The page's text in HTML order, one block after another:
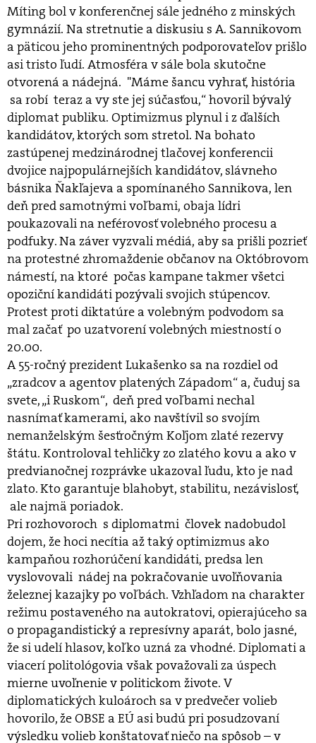
Míting bol v konferenčnej sále jedného z minských
gymnázií. Na stretnutie a diskusiu s A. Sannikovom
a päticou jeho prominentných podporovateľov prišlo
asi tristo ľudí. Atmosféra v sále bola skutočne
otvorená a nádejná. "Máme šancu vyhrať, história
sa robí teraz a vy ste jej súčasťou,“ hovoril bývalý
diplomat publiku. Optimizmus plynul i z ďalších
kandidátov, ktorých som stretol. Na bohato
zastúpenej medzinárodnej tlačovej konferencii
dvojice najpopulárnejších kandidátov, slávneho
básnika Ňakľajeva a spomínaného Sannikova, len
deň pred samotnými voľbami, obaja lídri
poukazovali na neférovosť volebného procesu a
podfuky. Na záver vyzvali médiá, aby sa prišli pozrieť
na protestné zhromaždenie občanov na Októbrovom
námestí, na ktoré počas kampane takmer všetci
opoziční kandidáti pozývali svojich stúpencov.
Protest proti diktatúre a volebným podvodom sa
mal začať po uzatvorení volebných miestností o
20.00.
A 55-ročný prezident Lukašenko sa na rozdiel od
„zradcov a agentov platených Západom“ a, čuduj sa
svete, „i Ruskom“, deň pred voľbami nechal
nasnímať kamerami, ako navštívil so svojím
nemanželským šesťročným Koľjom zlaté rezervy
štátu. Kontroloval tehličky zo zlatého kovu a ako v
predvianočnej rozprávke ukazoval ľudu, kto je nad
zlato. Kto garantuje blahobyt, stabilitu, nezávislosť,
ale najmä poriadok.
Pri rozhovoroch s diplomatmi človek nadobudol
dojem, že hoci necítia až taký optimizmus ako
kampaňou rozhorúčení kandidáti, predsa len
vyslovovali nádej na pokračovanie uvoľňovania
železnej kazajky po voľbách. Vzhľadom na charakter
režimu postaveného na autokratovi, opierajúceho sa
o propagandistický a represívny aparát, bolo jasné,
že si udelí hlasov, koľko uzná za vhodné. Diplomati a
viacerí politológovia však považovali za úspech
mierne uvoľnenie v politickom živote. V
diplomatických kuloároch sa v predvečer volieb
hovorilo, že OBSE a EÚ asi budú pri posudzovaní
výsledku volieb konštatovať niečo na spôsob – v